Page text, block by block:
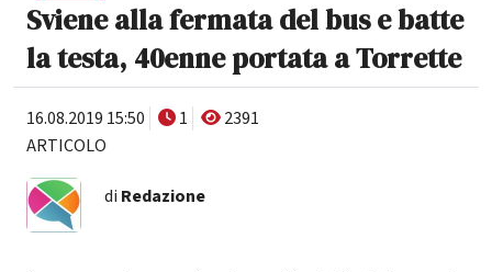
Sviene alla fermata del bus e batte
la testa, 40enne portata a Torrette
16.08.2019 15:50 1
2391
ARTICOLO
di Redazione